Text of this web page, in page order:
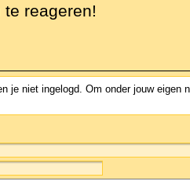
reageren!
je niet ingelogd. Om onder jouw eigen